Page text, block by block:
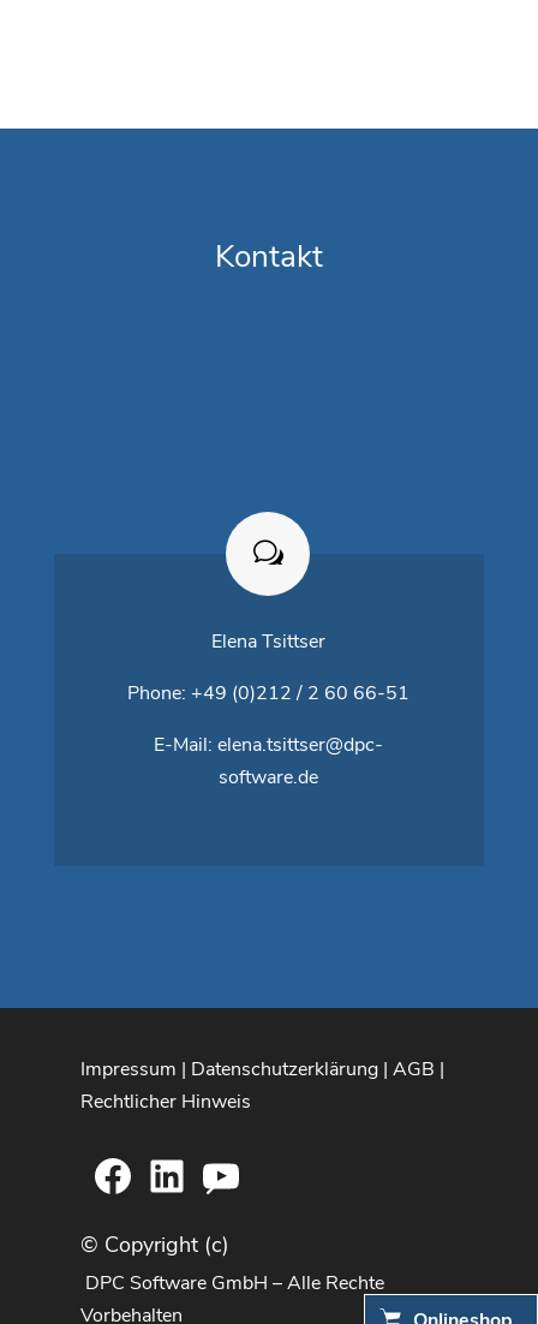
Kontakt
Elena Tsittser
Phone: +49 (0)212 / 2 60 66-51
E-Mail:elena.tsittser@dpc-
software.de
Impressum | Datenschutzerklärung |AGB |
Rechtlicher Hinweis
Facebook
LinkedIn
YouTube
© Copyright (c)
DPC Software GmbH – Alle Rechte
Vorbehalten